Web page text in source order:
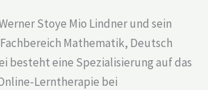
Stoye Mio Lindner und sein
Mathematik, Deutsch
besteht eine Spezialisierung auf das
Lerntherapie bei